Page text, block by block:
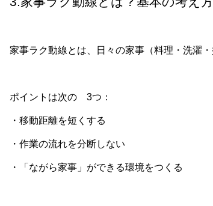
家事ラク動線とは、日々の家事（料理・洗濯
ポイントは次の 3つ：
・移動距離を短くする
・作業の流れを分断しない
・「ながら家事」ができる環境をつくる